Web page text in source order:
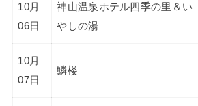
10月
06日
神山温泉ホテル四季の里＆い
やしの湯
10月
07日
鱗楼